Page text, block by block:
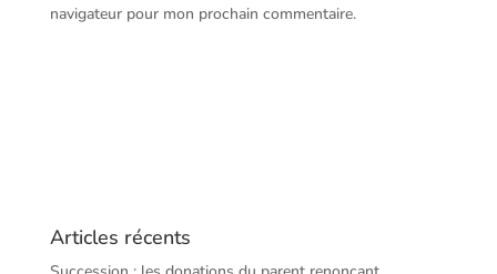
navigateur pour mon prochain commentaire.
Articles récents